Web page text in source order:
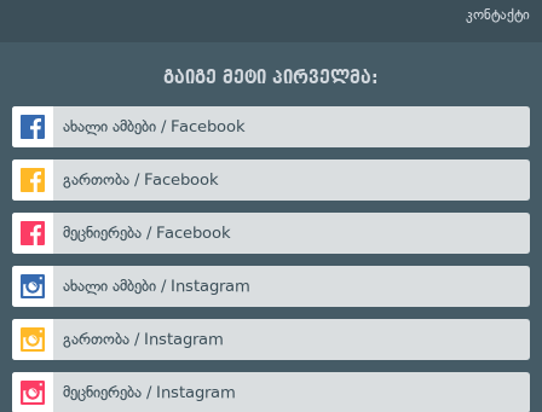
კონტაქტი
გაიგე მეტი პირველმა:
ახალი ამბები / Facebook
გართობა / Facebook
მეცნიერება / Facebook
ახალი ამბები / Instagram
გართობა / Instagram
მეცნიერება / Instagram